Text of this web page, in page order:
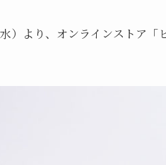
）より、オンラインストア